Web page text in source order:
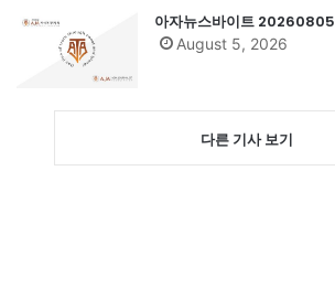
아자뉴스바이트 20260805
August 5, 2026
다른 기사 보기